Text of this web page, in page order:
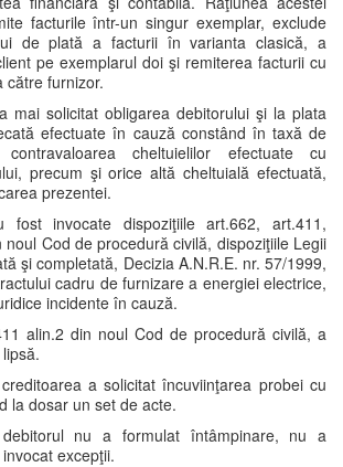
facturile într-un singur exemplar, exclude
de plată a facturii în varianta clasică, a
pe exemplarul doi şi remiterea facturii cu
către furnizor.
mai solicitat obligarea debitorului şi la plata
efectuate în cauză constând în taxă de
cheltuielilor efectuate cu
precum şi orice altă cheltuială efectuată,
prezentei.
invocate dispoziţiile art.662, art.411,
Cod de procedură civilă, dispoziţiile Legii
şi completată, Decizia A.N.R.E. nr. 57/1999,
cadru de furnizare a energiei electrice,
incidente în cauză.
alin.2 din noul Cod de procedură civilă, a
a solicitat încuviinţarea probei cu
la dosar un set de acte.
nu a formulat întâmpinare, nu a
excepţii.